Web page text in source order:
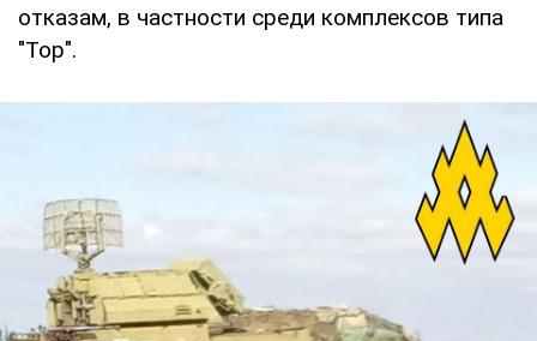
отказам, в частности среди комплексов типа
"Тор".